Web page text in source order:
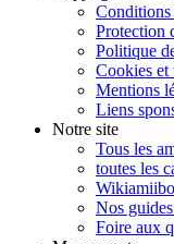
Conditions
Protection
Politique
Cookies et
Mentions
Liens
Notre site
Tous les
toutes les
Wikiamiibo
Nos
Foire aux